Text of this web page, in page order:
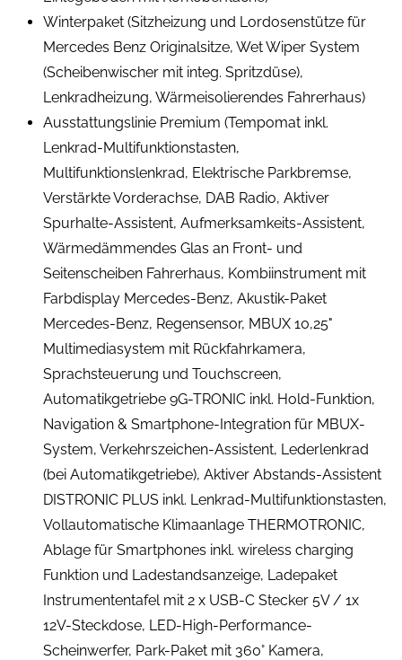
Winterpaket (Sitzheizung und Lordosenstütze für
Mercedes Benz Originalsitze, Wet Wiper System
(Scheibenwischer mit integ. Spritzdüse),
Lenkradheizung, Wärmeisolierendes Fahrerhaus)
Ausstattungslinie Premium (Tempomat inkl.
Lenkrad-Multifunktionstasten,
Multifunktionslenkrad, Elektrische Parkbremse,
Verstärkte Vorderachse, DAB Radio, Aktiver
Spurhalte-Assistent, Aufmerksamkeits-Assistent,
Wärmedämmendes Glas an Front- und
Seitenscheiben Fahrerhaus, Kombiinstrument mit
Farbdisplay Mercedes-Benz, Akustik-Paket
Mercedes-Benz, Regensensor, MBUX 10,25"
Multimediasystem mit Rückfahrkamera,
Sprachsteuerung und Touchscreen,
Automatikgetriebe 9G-TRONIC inkl. Hold-Funktion,
Navigation & Smartphone-Integration für MBUX-
System, Verkehrszeichen-Assistent, Lederlenkrad
(bei Automatikgetriebe), Aktiver Abstands-Assistent
DISTRONIC PLUS inkl. Lenkrad-Multifunktionstasten,
Vollautomatische Klimaanlage THERMOTRONIC,
Ablage für Smartphones inkl. wireless charging
Funktion und Ladestandsanzeige, Ladepaket
Instrumententafel mit 2 x USB-C Stecker 5V / 1x
12V-Steckdose, LED-High-Performance-
Scheinwerfer, Park-Paket mit 360° Kamera,